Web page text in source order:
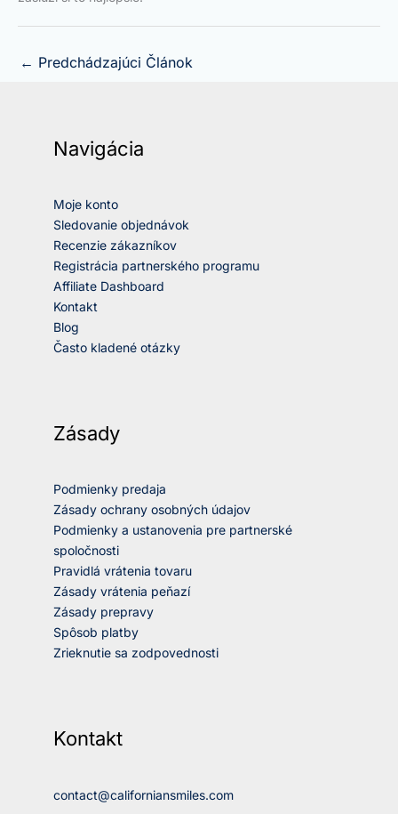
← Predchádzajúci Článok
Navigácia
Moje konto
Sledovanie objednávok
Recenzie zákazníkov
Registrácia partnerského programu
Affiliate Dashboard
Kontakt
Blog
Často kladené otázky
Zásady
Podmienky predaja
Zásady ochrany osobných údajov
Podmienky a ustanovenia pre partnerské
spoločnosti
Pravidlá vrátenia tovaru
Zásady vrátenia peňazí
Zásady prepravy
Spôsob platby
Zrieknutie sa zodpovednosti
Kontakt
contact@californiansmiles.com